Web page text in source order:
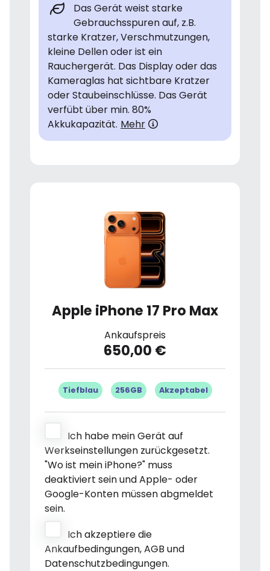
Das Gerät weist starke
Gebrauchsspuren auf, z.B.
starke Kratzer, Verschmutzungen,
kleine Dellen oder ist ein
Rauchergerät. Das Display oder das
Kameraglas hat sichtbare Kratzer
oder Staubeinschlüsse. Das Gerät
verfübt über min. 80%
Akkukapazität. Mehr
Apple iPhone 17 Pro Max
Ankaufspreis
650,00 €
Tiefblau 256GB Akzeptabel
Ich habe mein Gerät auf
Werkseinstellungen zurückgesetzt.
"Wo ist mein iPhone?" muss
deaktiviert sein und Apple- oder
Google-Konten müssen abgmeldet
sein.
Ich akzeptiere die
Ankaufbedingungen, AGB und
Datenschutzbedingungen.